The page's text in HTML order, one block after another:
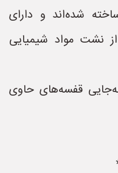
شده‌اند و دارای
نشت مواد شیمیایی
قفسه‌های حاوی